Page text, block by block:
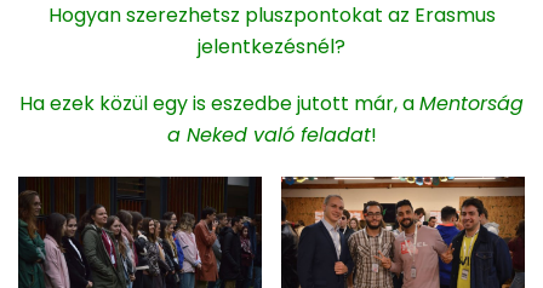
Hogyan szerezhetsz pluszpontokat az Erasmus
jelentkezésnél?
Ha ezek közül egy is eszedbe jutott már, aMentorság
a Neked való feladat!